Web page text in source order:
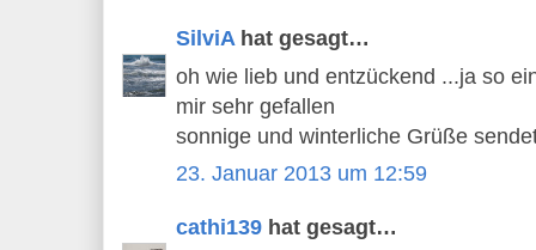
SilviAhat gesagt…
oh wie lieb und entzückend ...ja so
mir sehr gefallen
sonnige und winterliche Grüße
23. Januar 2013 um 12:59
cathi139 hat gesagt…